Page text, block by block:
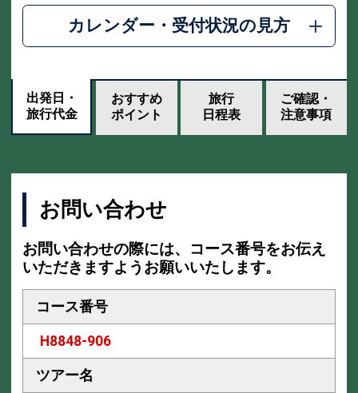
カレンダー・受付状況の見方
出発日・
旅行代金
おすすめ
ポイント
旅行
日程表
ご確認・
注意事項
お問い合わせ
お問い合わせの際には、コース番号をお伝え
いただきますようお願いいたします。
コース番号
H8848-906
ツアー名